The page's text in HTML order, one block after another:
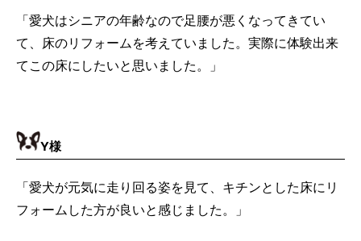
「愛犬はシニアの年齢なので足腰が悪くなってきてい
て、床のリフォームを考えていました。実際に体験出来
てこの床にしたいと思いました。」
Y様
「愛犬が元気に走り回る姿を見て、キチンとした床にリ
フォームした方が良いと感じました。」